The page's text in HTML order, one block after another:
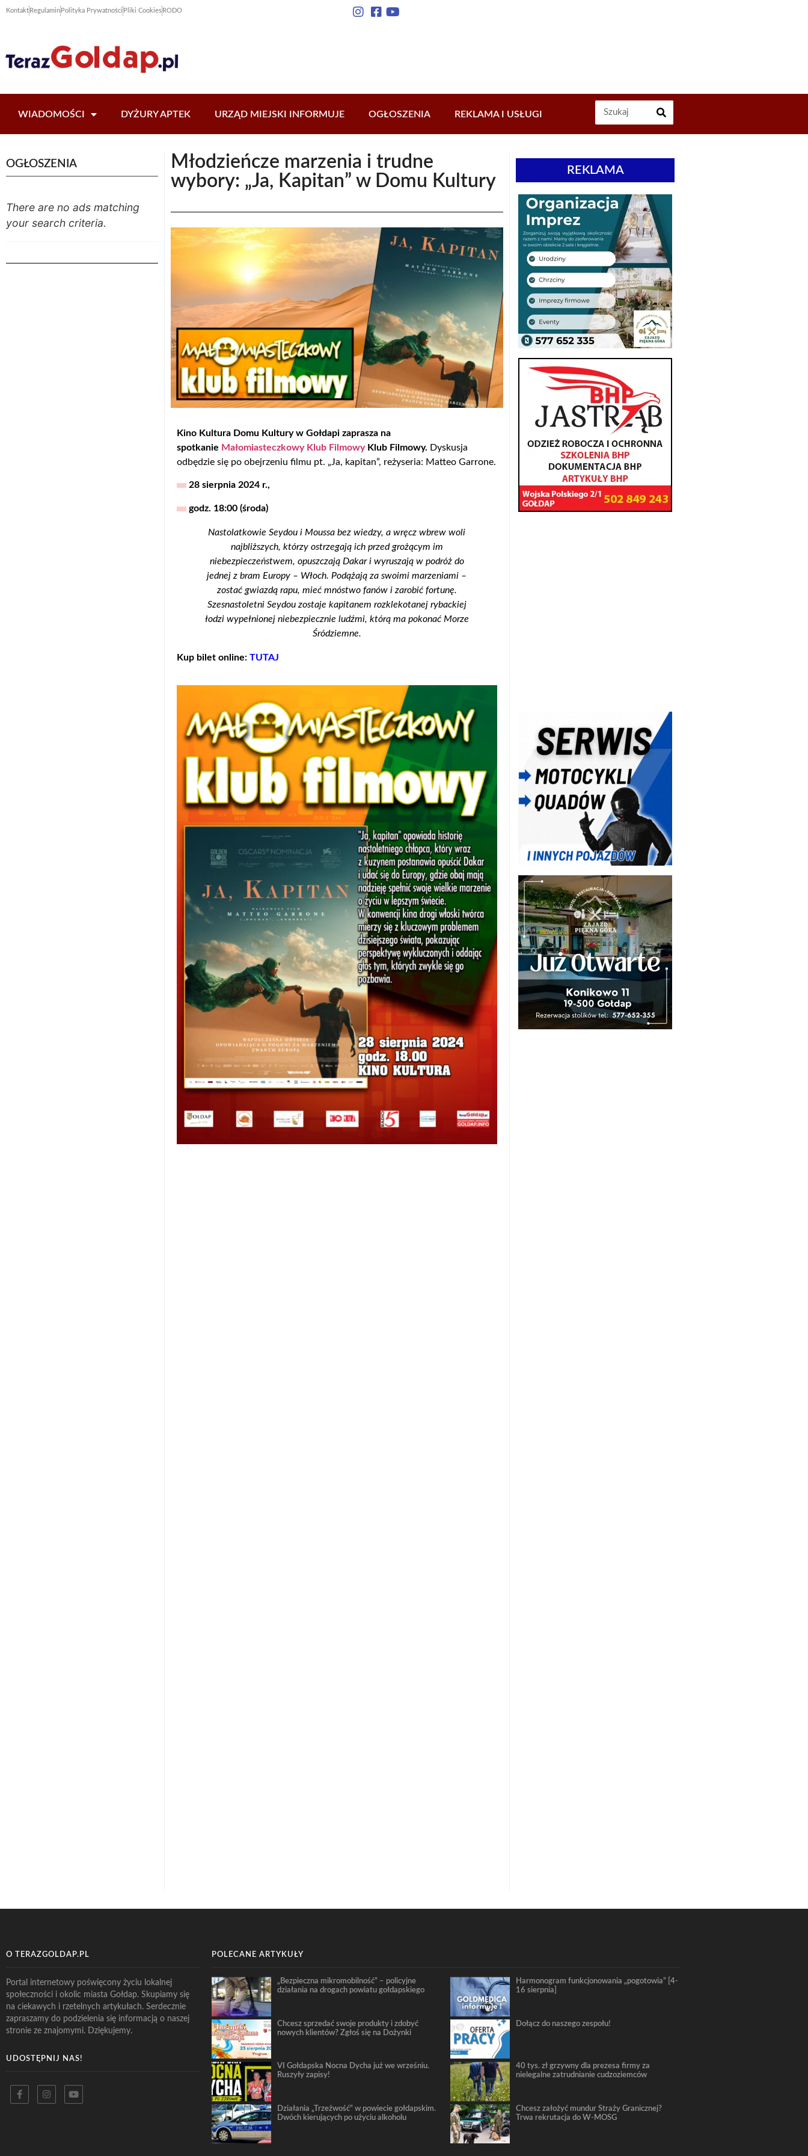
Kontakt Regulamin Polityka Prywatności Pliki Cookies RODO
WIADOMOŚCI DYŻURY APTEK URZĄD MIEJSKI INFORMUJE OGŁOSZENIA REKLAMA I USŁUGI
OGŁOSZENIA
There are no ads matching
your search criteria.
Młodzieńcze marzenia i trudne
wybory: „Ja, Kapitan” w Domu Kultury
Kino Kultura Domu Kultury w Gołdapi zaprasza na
spotkanie Małomiasteczkowy Klub FilmowyKlub Filmowy. Dyskusja
odbędzie się po obejrzeniu filmu pt. „Ja, kapitan”, reżyseria: Matteo Garrone.
28 sierpnia 2024 r.,
godz. 18:00 (środa)
Nastolatkowie Seydou i Moussa bez wiedzy, a wręcz wbrew woli
najbliższych, którzy ostrzegają ich przed grożącym im
niebezpieczeństwem, opuszczają Dakar i wyruszają w podróż do
jednej z bram Europy – Włoch. Podążają za swoimi marzeniami –
zostać gwiazdą rapu, mieć mnóstwo fanów i zarobić fortunę.
Szesnastoletni Seydou zostaje kapitanem rozklekotanej rybackiej
łodzi wypełnionej niebezpiecznie ludźmi, którą ma pokonać Morze
Śródziemne.
Kup bilet online:TUTAJ
REKLAMA
O TERAZGOLDAP.PL
Portal internetowy poświęcony życiu lokalnej
społeczności i okolic miasta Gołdap. Skupiamy się
na ciekawych i rzetelnych artykułach. Serdecznie
zapraszamy do podzielenia się informacją o naszej
stronie ze znajomymi. Dziękujemy.
UDOSTĘPNIJ NAS!
POLECANE ARTYKUŁY
„Bezpieczna mikromobilność” – policyjne
działania na drogach powiatu gołdapskiego
Harmonogram funkcjonowania „pogotowia” [4-
16 sierpnia]
Chcesz sprzedać swoje produkty i zdobyć
nowych klientów? Zgłoś się na Dożynki
Dołącz do naszego zespołu!
VI Gołdapska Nocna Dycha już we wrześniu.
Ruszyły zapisy!
40 tys. zł grzywny dla prezesa firmy za
nielegalne zatrudnianie cudzoziemców
Działania „Trzeźwość” w powiecie gołdapskim.
Dwóch kierujących po użyciu alkoholu
Chcesz założyć mundur Straży Granicznej?
Trwa rekrutacja do W-MOSG